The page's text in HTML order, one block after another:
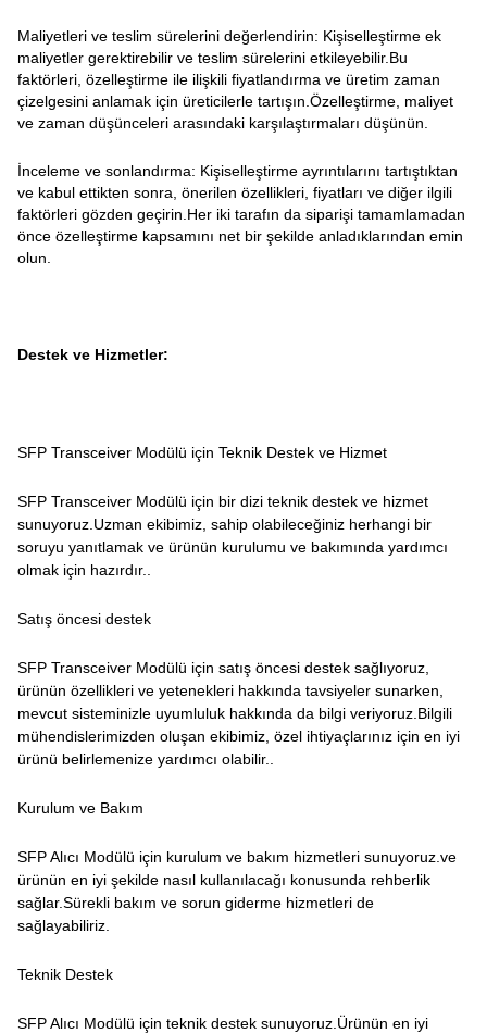
Maliyetleri ve teslim sürelerini değerlendirin: Kişiselleştirme ek
maliyetler gerektirebilir ve teslim sürelerini etkileyebilir.Bu
faktörleri, özelleştirme ile ilişkili fiyatlandırma ve üretim zaman
çizelgesini anlamak için üreticilerle tartışın.Özelleştirme, maliyet
ve zaman düşünceleri arasındaki karşılaştırmaları düşünün.
İnceleme ve sonlandırma: Kişiselleştirme ayrıntılarını tartıştıktan
ve kabul ettikten sonra, önerilen özellikleri, fiyatları ve diğer ilgili
faktörleri gözden geçirin.Her iki tarafın da siparişi tamamlamadan
önce özelleştirme kapsamını net bir şekilde anladıklarından emin
olun.
Destek ve Hizmetler:
SFP Transceiver Modülü için Teknik Destek ve Hizmet
SFP Transceiver Modülü için bir dizi teknik destek ve hizmet
sunuyoruz.Uzman ekibimiz, sahip olabileceğiniz herhangi bir
soruyu yanıtlamak ve ürünün kurulumu ve bakımında yardımcı
olmak için hazırdır..
Satış öncesi destek
SFP Transceiver Modülü için satış öncesi destek sağlıyoruz,
ürünün özellikleri ve yetenekleri hakkında tavsiyeler sunarken,
mevcut sisteminizle uyumluluk hakkında da bilgi veriyoruz.Bilgili
mühendislerimizden oluşan ekibimiz, özel ihtiyaçlarınız için en iyi
ürünü belirlemenize yardımcı olabilir..
Kurulum ve Bakım
SFP Alıcı Modülü için kurulum ve bakım hizmetleri sunuyoruz.ve
ürünün en iyi şekilde nasıl kullanılacağı konusunda rehberlik
sağlar.Sürekli bakım ve sorun giderme hizmetleri de
sağlayabiliriz.
Teknik Destek
SFP Alıcı Modülü için teknik destek sunuyoruz.Ürünün en iyi